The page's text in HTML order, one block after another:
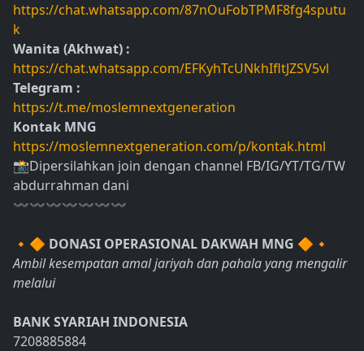
https://chat.whatsapp.com/87nOuFobTPMF8fg4sputu
k
Wanita (Akhwat) :
https://chat.whatsapp.com/EFKyhTcUNkhIfltJZSV5vl
Telegram :
https://t.me/moslemnextgeneration
Kontak MNG
https://moslemnextgeneration.com/p/kontak.html
📸Dipersilahkan join dengan channel FB/IG/YT/TG/TW
abdurrahman dani
〰〰〰〰〰〰〰
🔸🔶 DONASI OPERASIONAL DAKWAH MNG 🔶🔸
Ambil kesempatan amal jariyah dan pahala yang mengalir
melalui
BANK SYARIAH INDONESIA
7208885884